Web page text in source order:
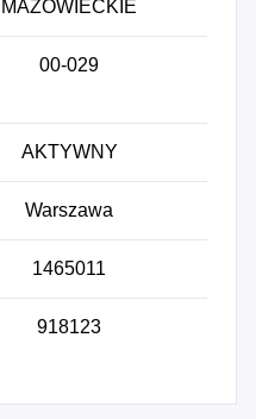
MAZOWIECKIE
00-029
AKTYWNY
Warszawa
1465011
918123